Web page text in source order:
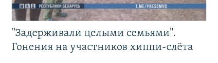
"Задерживали целыми семьями".
Гонения на участников хиппи-слёта